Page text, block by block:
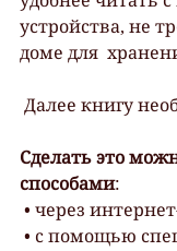
устройства, не
доме для
Далее книгу
Сделать это
способами:
• через